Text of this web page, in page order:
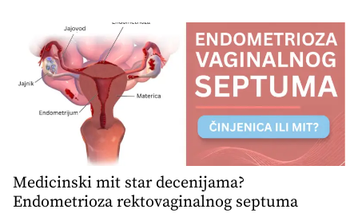
Medicinski mit star decenijama?
Endometrioza rektovaginalnog septuma